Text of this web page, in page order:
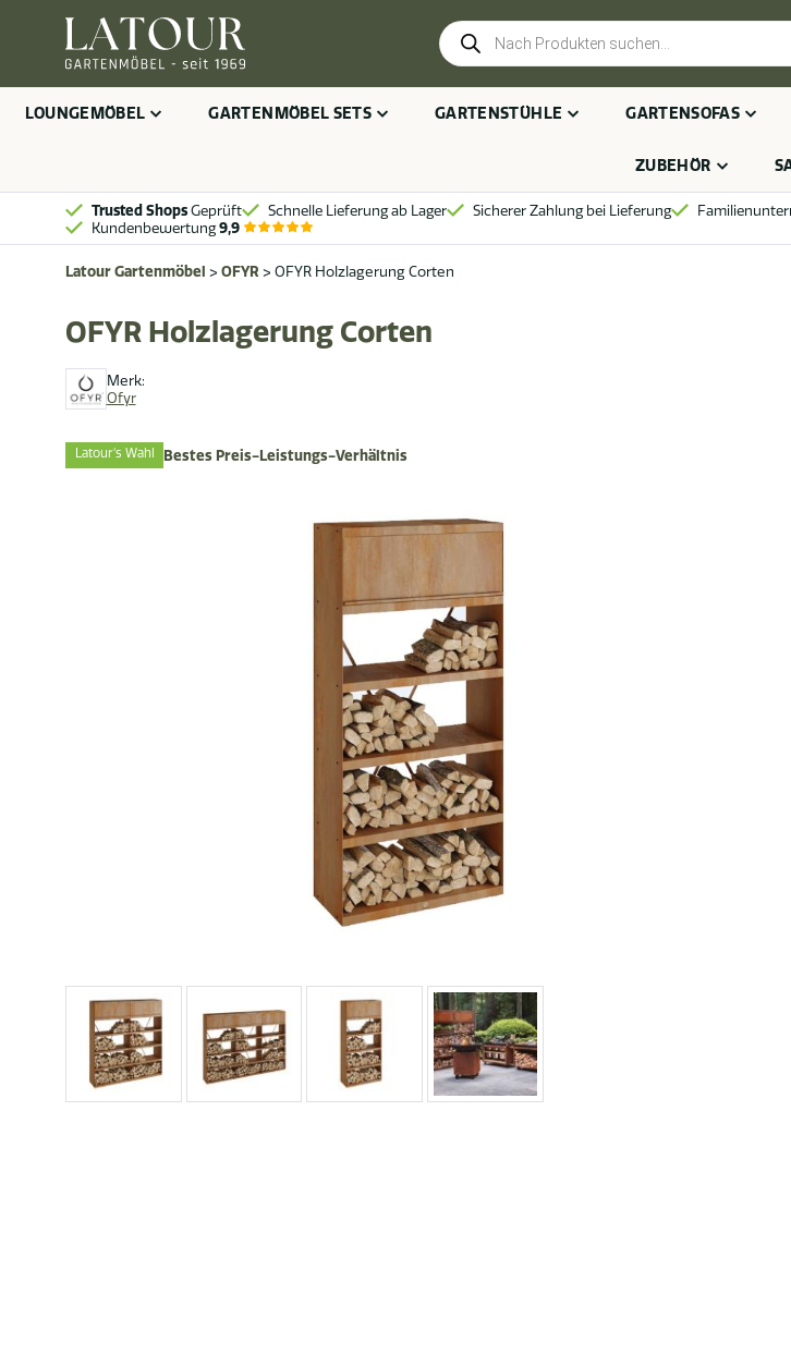
Products
search
LOUNGEMÖBEL GARTENMÖBEL SETS GARTENSTÜHLE GARTENSOFAS
ZUBEHÖR
Trusted ShopsGeprüft Schnelle Lieferung ab Lager Sicherer Zahlung bei Lieferung
Kundenbewertung9,9
Latour Gartenmöbel > OFYR > OFYR Holzlagerung Corten
Merk:
Ofyr
OFYR Holzlagerung Corten
Latour's Wahl Bestes Preis-Leistungs-Verhältnis